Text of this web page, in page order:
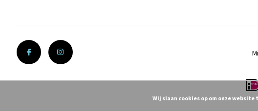
Wij slaan cookies op om onze